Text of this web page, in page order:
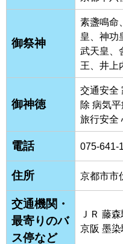
御祭神
素盞鳴命
皇、神功
武天皇、
王、井上
御神徳
交通安全
除 病気
旅行安全
電話 075-641-
住所 京都市市
交通機関・
最寄りのバ
ス停など
ＪＲ 藤
京阪 墨染